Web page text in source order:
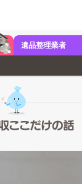
遺品整理業者